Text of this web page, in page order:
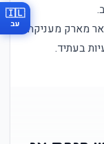
מארק מעניקה
🇮🇱
עב